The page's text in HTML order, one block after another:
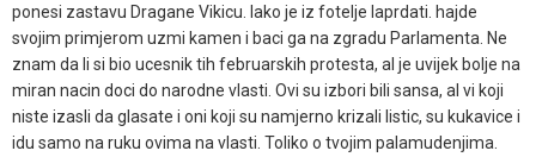
ponesi zastavu Dragane Vikicu. lako je iz fotelje laprdati. hajde
svojim primjerom uzmi kamen i baci ga na zgradu Parlamenta. Ne
znam da li si bio ucesnik tih februarskih protesta, al je uvijek bolje na
miran nacin doci do narodne vlasti. Ovi su izbori bili sansa, al vi koji
niste izasli da glasate i oni koji su namjerno krizali listic, su kukavice i
idu samo na ruku ovima na vlasti. Toliko o tvojim palamudenjima.